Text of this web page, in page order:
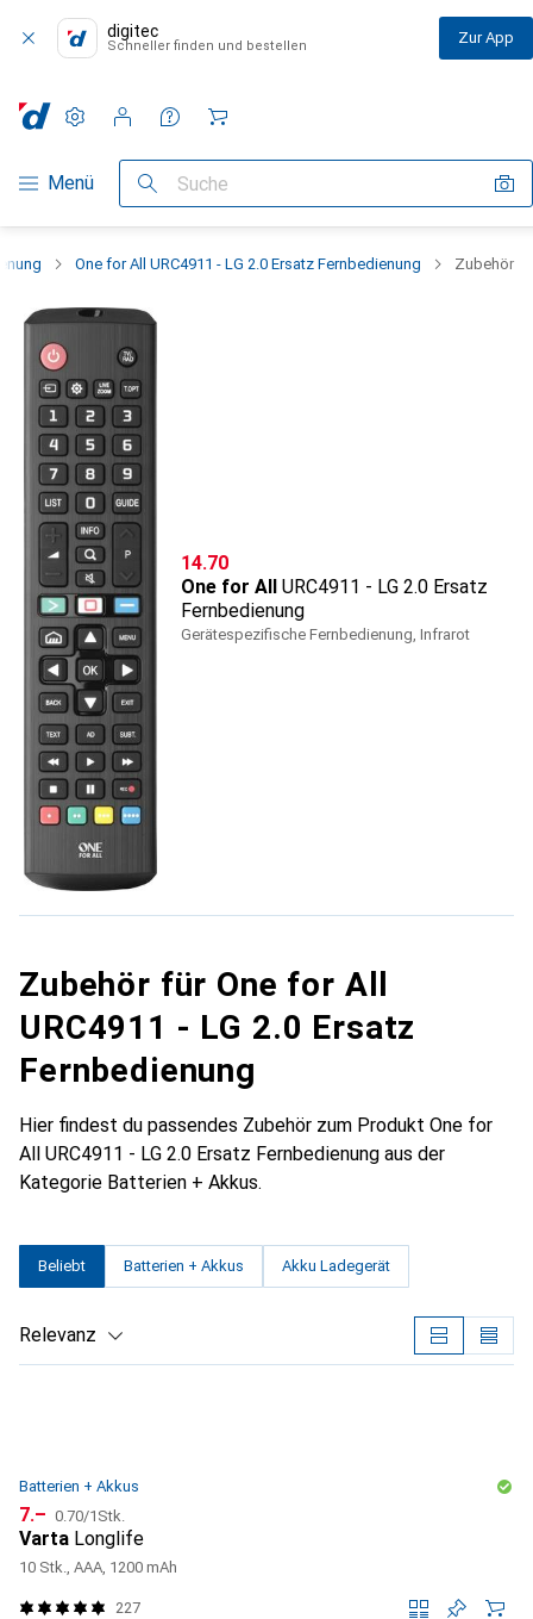
digitec
Schneller finden und bestellen Zur App
Navigation nach Kategorien
Menü Suche
Einstellungen
Kundenkonto
Vergleichslisten
Merklisten
Warenkorb
One for All URC4911 - LG 2.0 Ersatz Fernbedienung Zubehör
CHF
14.70
One for All URC4911 - LG 2.0 Ersatz
Fernbedienung
Gerätespezifische Fernbedienung, Infrarot
Zubehör für One for All
URC4911 - LG 2.0 Ersatz
Fernbedienung
Hier findest du passendes Zubehör zum Produkt One for
All URC4911 - LG 2.0 Ersatz Fernbedienung aus der
Kategorie Batterien + Akkus.
Beliebt Batterien + Akkus Akku Ladegerät
Relevanz
Batterien + Akkus
CHF
7.– CHF
0.70/1Stk.
Varta Longlife
10 Stk., AAA, 1200 mAh
227